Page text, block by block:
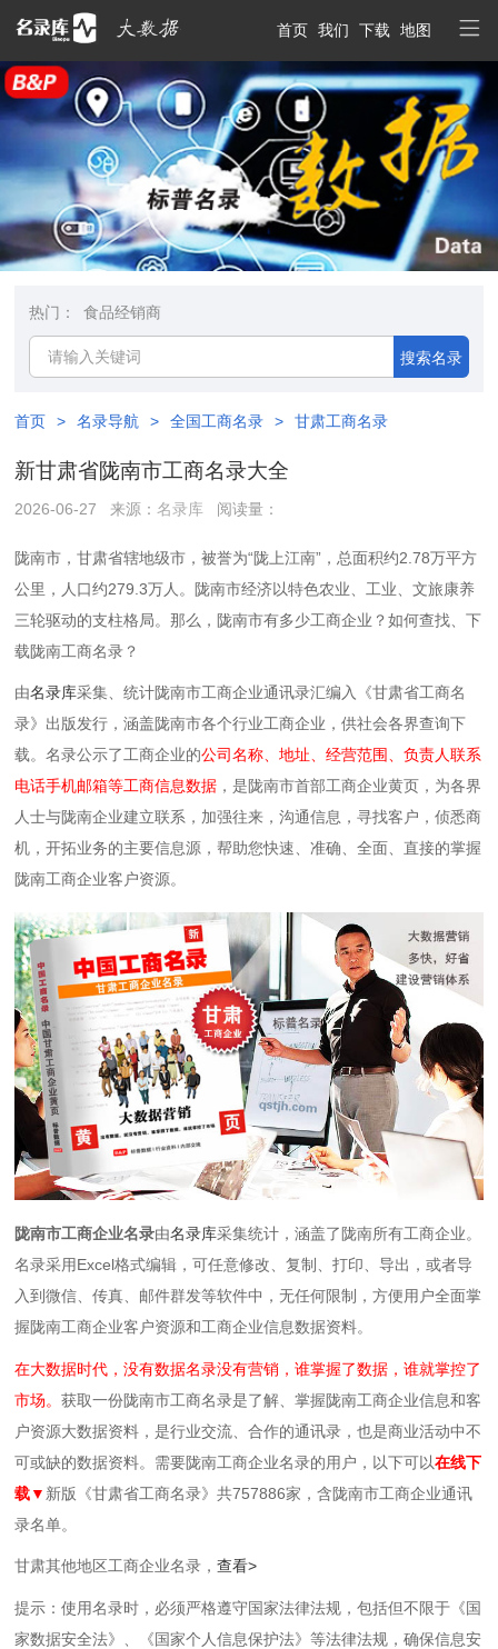
首页 我们 下载 地图
热门： 食品经销商
搜索名录
首页 > 名录导航 > 全国工商名录 > 甘肃工商名录
新甘肃省陇南市工商名录大全
2026-06-27 来源：名录库 阅读量：
陇南市，甘肃省辖地级市，被誉为“陇上江南”，总面积约2.78万平方
公里，人口约279.3万人。陇南市经济以特色农业、工业、文旅康养
三轮驱动的支柱格局。那么，陇南市有多少工商企业？如何查找、下
载陇南工商名录？
由名录库采集、统计陇南市工商企业通讯录汇编入《甘肃省工商名
录》出版发行，涵盖陇南市各个行业工商企业，供社会各界查询下
载。名录公示了工商企业的公司名称、地址、经营范围、负责人联系
电话手机邮箱等工商信息数据 ，是陇南市首部工商企业黄页，为各界
人士与陇南企业建立联系，加强往来，沟通信息，寻找客户，侦悉商
机，开拓业务的主要信息源，帮助您快速、准确、全面、直接的掌握
陇南工商企业客户资源。
陇南市工商企业名录由名录库采集统计，涵盖了陇南所有工商企业。
名录采用Excel格式编辑，可任意修改、复制、打印、导出，或者导
入到微信、传真、邮件群发等软件中，无任何限制 ，方便用户全面掌
握陇南工商企业客户资源和工商企业信息数据资料。
在大数据时代，没有数据名录没有营销，谁掌握了数据，谁就掌控了
市场。获取一份陇南市工商名录是了解、掌握陇南工商企业信息和客
户资源大数据资料，是行业交流、合作的通讯录，也是商业活动中不
可或缺的数据资料。需要陇南工商企业名录的用户，以下可以在线下
载▼ 新版《甘肃省工商名录》共757886家，含陇南市工商企业通讯
录名单。
甘肃其他地区工商企业名录，查看>
提示：使用名录时，必须严格遵守国家法律法规，包括但不限于《国
家数据安全法》、《国家个人信息保护法》等‌法律法规，确保信息安